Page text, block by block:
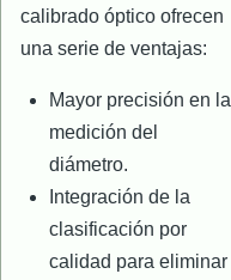
calibrado óptico ofrecen
una serie de ventajas:
Mayor precisión en la
medición del
diámetro.
Integración de la
clasificación por
calidad para eliminar